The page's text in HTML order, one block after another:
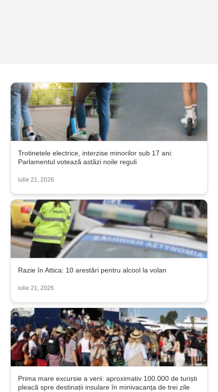
Trotinetele electrice, interzise minorilor sub 17 ani:
Parlamentul votează astăzi noile reguli
iulie 21, 2026
Razie în Attica: 10 arestări pentru alcool la volan
iulie 21, 2026
Prima mare excursie a verii: aproximativ 100.000 de turiști
pleacă spre destinații insulare în minivacanța de trei zile